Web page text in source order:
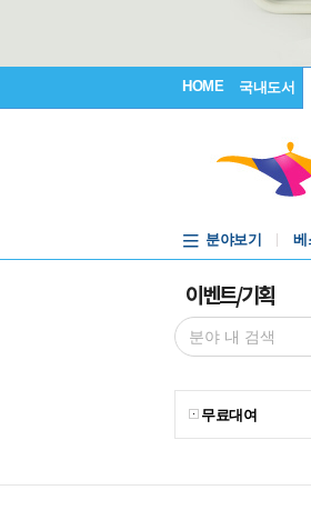
HOME 국내도서
분야보기 베
이벤트/기획
무료대여